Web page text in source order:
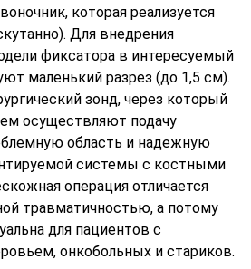
которая реализуется
Для внедрения
фиксатора в интересуемый
маленький разрез (до 1,5 см).
зонд, через который
осуществляют подачу
область и надежную
системы с костными
операция отличается
травматичностью, а потому
для пациентов с
онкобольных и стариков.